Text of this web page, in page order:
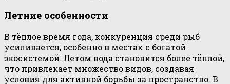
Летние особенности
В тёплое время года, конкуренция среди рыб
усиливается, особенно в местах с богатой
экосистемой. Летом вода становится более тёплой,
что привлекает множество видов, создавая
условия для активной борьбы за пространство. В